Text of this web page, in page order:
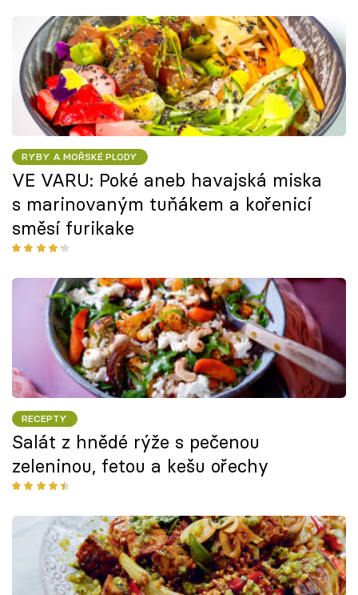
RYBY A MOŘSKÉ PLODY
VE VARU: Poké aneb havajská miska
s marinovaným tuňákem a kořenicí
směsí furikake
RECEPTY
Salát z hnědé rýže s pečenou
zeleninou, fetou a kešu ořechy